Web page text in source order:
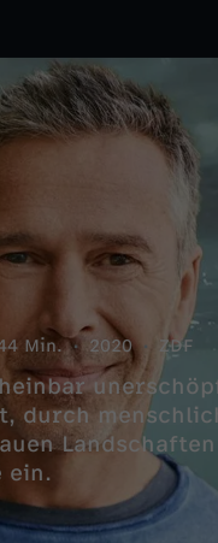
Min. 2020 ZDF
durch
ein.